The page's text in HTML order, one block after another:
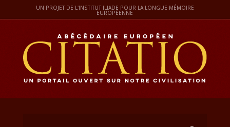
UN PROJET DE L'INSTITUT ILIADE POUR LA LONGUE MÉMOIRE
EUROPÉENNE